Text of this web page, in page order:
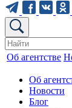
Об агентстве
Об
Новости
Блог